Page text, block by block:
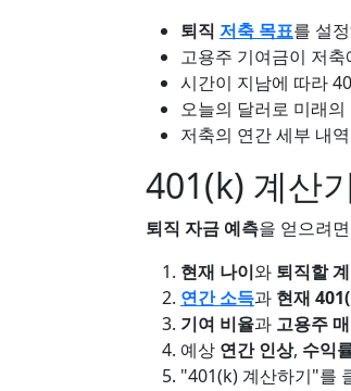
퇴직 저축 목표를 설
고용주 기여금이 저
시간이 지남에 따라
오늘의 달러로 미래
저축의 연간 세부 내
401(k) 계산
퇴직 자금 예측을 얻으려
현재 나이와 퇴직할
연간 소득과 현재
기여 비율과 고용주
예상 연간 인상, 수익
"401(k) 계산하기"를